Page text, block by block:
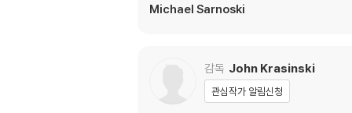
BD
이탈리아어, 노르웨이어, 폴란드어, 루마니아
콰이어트 플레이스2
Michael Sarnoski
감독 John Krasinski
관심작가 알림신청